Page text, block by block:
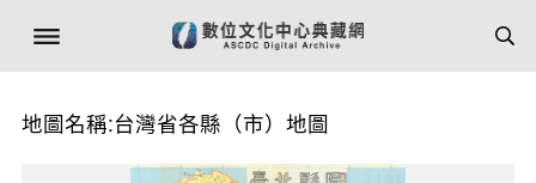
地圖名稱:台灣省各縣（市）地圖